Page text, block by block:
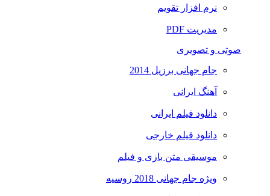
نرم افزار تقویم
مدیریت PDF
صوتی و تصویری
جام جهانی برزیل 2014
آهنگ ایرانی
دانلود فیلم ایرانی
دانلود فیلم خارجی
موسیقی متن بازی و فیلم
ویژه جام جهانی 2018 روسیه